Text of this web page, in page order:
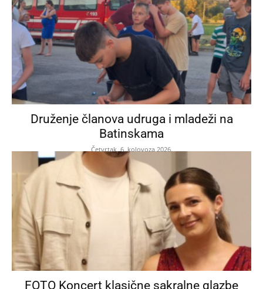
Druženje članova udruga i mladeži na
Batinskama
Četvrtak, 6. kolovoza 2026.
FOTO Koncert klasične sakralne glazbe